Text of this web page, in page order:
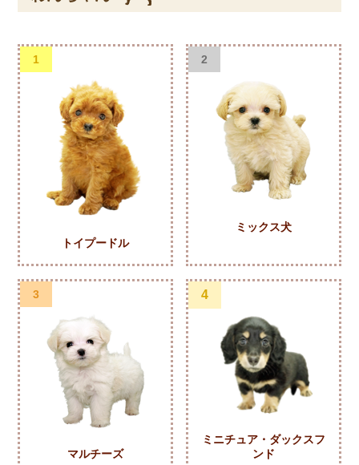
1
トイプードル
2
ミックス犬
3
マルチーズ
4
ミニチュア・ダックスフ
ンド